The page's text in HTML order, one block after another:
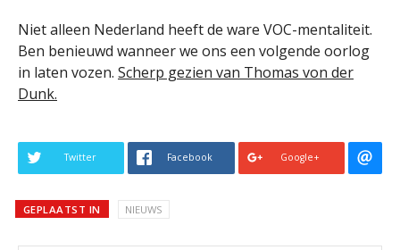
Niet alleen Nederland heeft de ware VOC-mentaliteit.
Ben benieuwd wanneer we ons een volgende oorlog
in laten vozen. Scherp gezien van Thomas von der
Dunk.
Twitter Facebook Google+
GEPLAATST IN NIEUWS